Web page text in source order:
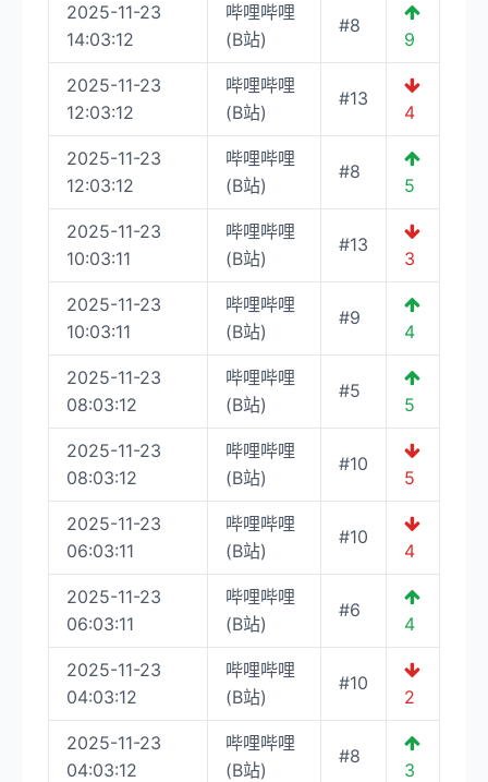
2025-11-23
14:03:12
哔哩哔哩
(B站)
#8
9
2025-11-23
12:03:12
哔哩哔哩
(B站)
#13
4
2025-11-23
12:03:12
哔哩哔哩
(B站)
#8
5
2025-11-23
10:03:11
哔哩哔哩
(B站)
#13
3
2025-11-23
10:03:11
哔哩哔哩
(B站)
#9
4
2025-11-23
08:03:12
哔哩哔哩
(B站)
#5
5
2025-11-23
08:03:12
哔哩哔哩
(B站)
#10
5
2025-11-23
06:03:11
哔哩哔哩
(B站)
#10
4
2025-11-23
06:03:11
哔哩哔哩
(B站)
#6
4
2025-11-23
04:03:12
哔哩哔哩
(B站)
#10
2
2025-11-23
04:03:12
哔哩哔哩
(B站)
#8
3